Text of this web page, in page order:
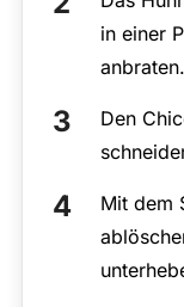
in einer
anbraten.
Den
Mit dem